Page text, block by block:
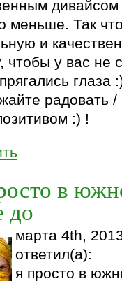
дивайсом
меньше. Так
и
чтобы у вас не
глаза
радовать /
:) !
в
до
марта 4th,
ответил(а):
я просто в